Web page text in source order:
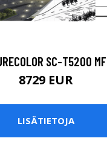
SC-T5200
8729 EUR
LISÄTIETOJA